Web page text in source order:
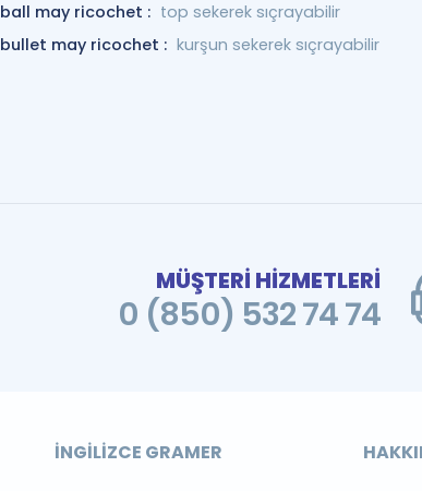
ball may ricochet : top sekerek sıçrayabilir
bullet may ricochet : kurşun sekerek sıçrayabilir
MÜŞTERİ HİZMETLERİ
0 (850) 532 74 74
İNGILIZCE GRAMER